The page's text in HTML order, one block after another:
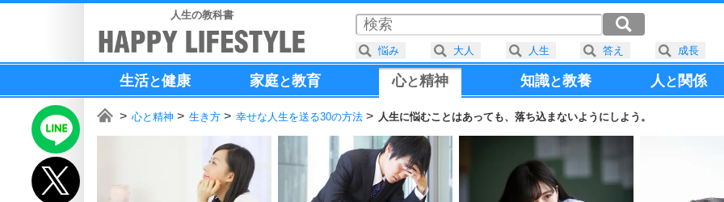
人生の教科書
生活と健康 家庭と教育 心と精神 知識と教養 人と 関係
心と精神 生き方 幸せな人生を送る30の方法 人生に悩むことはあっても、落ち込まないようにしよう。
悩み 大人 人生 答え 成長